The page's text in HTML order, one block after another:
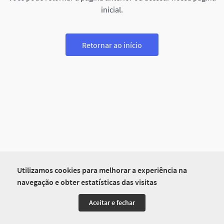
Utilizamos cookies para melhorar a experiência na
navegação e obter estatísticas das visitas
Aceitar e fechar
inicial.
Retornar ao início